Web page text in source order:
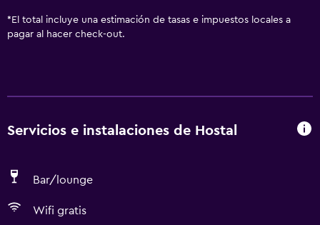
* El total incluye una estimación de tasas e impuestos locales a
pagar al hacer check-out.
Servicios e instalaciones de Hostal
Bar/lounge
Wifi gratis